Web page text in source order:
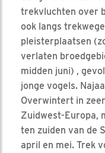
trekvluchten over
ook langs
pleisterplaatsen
verlaten
midden juni) ,
jonge vogels.
Overwintert in
Zuidwest-Europa,
ten zuiden van de
april en mei. Trek